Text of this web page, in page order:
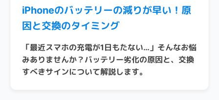
iPhoneのバッテリーの減りが早い！原
因と交換のタイミング
「最近スマホの充電が1日もたない…」そんなお悩
みありませんか？バッテリー劣化の原因と、交換
すべきサインについて解説します。